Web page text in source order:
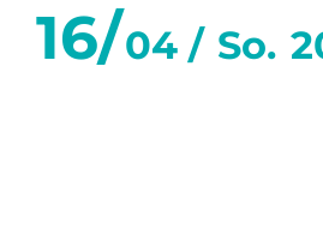
16/04 / So.